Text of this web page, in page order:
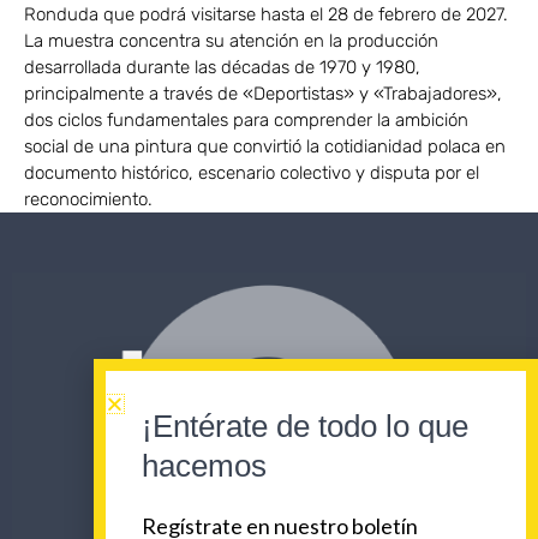
Ronduda que podrá visitarse hasta el 28 de febrero de 2027.
La muestra concentra su atención en la producción
desarrollada durante las décadas de 1970 y 1980,
principalmente a través de «Deportistas» y «Trabajadores»,
dos ciclos fundamentales para comprender la ambición
social de una pintura que convirtió la cotidianidad polaca en
documento histórico, escenario colectivo y disputa por el
reconocimiento.
¡Entérate de todo lo que
hacemos
Regístrate en nuestro boletín